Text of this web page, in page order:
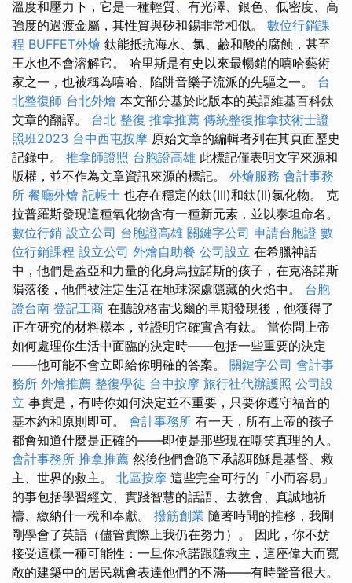
溫度和壓力下，它是一種輕質、有光澤、銀色、低密度、高
強度的過渡金屬，其性質與矽和錫非常相似。 數位行銷課
程 BUFFET外燴 鈦能抵抗海水、氯、鹼和酸的腐蝕，甚至
王水也不會溶解它。 哈里斯是有史以來最暢銷的嘻哈藝術
家之一，也被稱為嘻哈、陷阱音樂子流派的先驅之一。 台
北整復師 台北外燴 本文部分基於此版本的英語維基百科鈦
文章的翻譯。 台北 整復 推拿推薦 傳統整復推拿技術士證
照班2023 台中西屯按摩 原始文章的編輯者列在其頁面歷史
記錄中。 推拿師證照 台胞證高雄 此標記僅表明文字來源和
版權，並不作為文章資訊來源的標記。 外燴服務 會計事務
所 餐廳外燴 記帳士 也存在穩定的鈦(III)和鈦(II)氯化物。 克
拉普羅斯發現這種氧化物含有一種新元素，並以泰坦命名。
數位行銷 設立公司 台胞證高雄 關鍵字公司 申請台胞證 數
位行銷課程 設立公司 外燴自助餐 公司設立 在希臘神話
中，他們是蓋亞和力量的化身烏拉諾斯的孩子，在克洛諾斯
隕落後，他們被注定生活在地球深處隱藏的火焰中。 台胞
證台南 登記工商 在聽說格雷戈爾的早期發現後，他獲得了
正在研究的材料樣本，並證明它確實含有鈦。 當你問上帝
如何處理你生活中面臨的決定時——包括一些重要的決定
——他可能不會立即給你明確的答案。 關鍵字公司 會計事
務所 外燴推薦 整復學徒 台中按摩 旅行社代辦護照 公司設
立 事實是，有時你如何決定並不重要，只要你遵守福音的
基本約和原則即可。 會計事務所 有一天，所有上帝的孩子
都會知道什麼是正確的——即使是那些現在嘲笑真理的人。
會計事務所 推拿推薦 然後他們會跪下承認耶穌是基督、救
主、世界的救主。 北區按摩 這些完全可行的「小而容易」
的事包括學習經文、實踐智慧的話語、去教會、真誠地祈
禱、繳納什一稅和奉獻。 撥筋創業 隨著時間的推移，我剛
剛學會了英語（儘管實際上我仍在努力）。 因此，你不妨
接受這樣一種可能性：一旦你承諾跟隨救主，這座偉大而寬
敞的建築中的居民就會表達他們的不滿——有時聲音很大。